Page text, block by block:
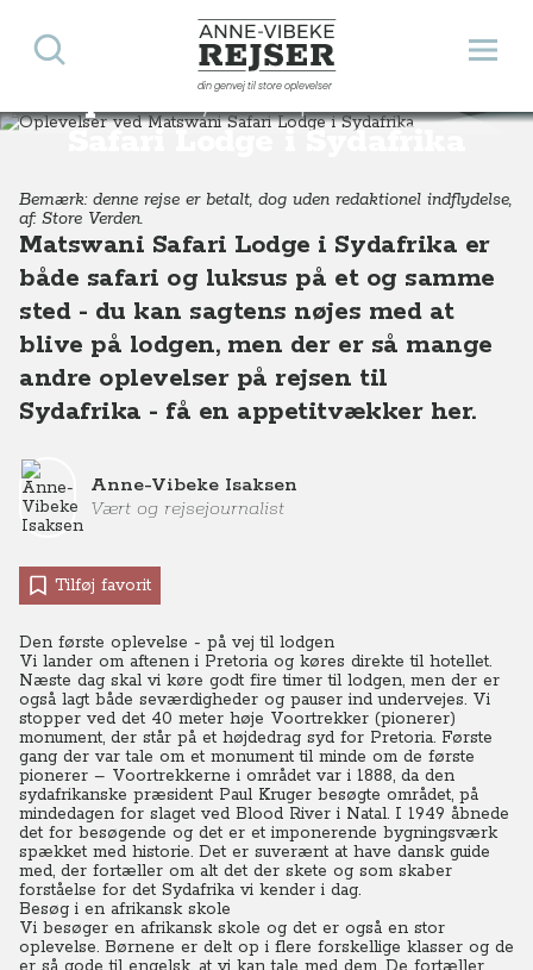
Anne-Vibeke Rejser
din genvej til store oplevelser
Åbn
Søg
Oplevelser ved Matswani
Safari Lodge i Sydafrika
Destinationer Afrika Sydafrika Oplevelser i området ved Matswani Safari Lodge i Sydafrika
Bemærk: denne rejse er betalt, dog uden redaktionel indflydelse,
af: Store Verden.
Matswani Safari Lodge i Sydafrika er
både safari og luksus på et og samme
sted - du kan sagtens nøjes med at
blive på lodgen, men der er så mange
andre oplevelser på rejsen til
Sydafrika - få en appetitvækker her.
Anne-Vibeke Isaksen
Vært og rejsejournalist
Tilføj favorit
Den første oplevelse - på vej til lodgen
Vi lander om aftenen i Pretoria og køres direkte til hotellet.
Næste dag skal vi køre godt fire timer til lodgen, men der er
også lagt både seværdigheder og pauser ind undervejes. Vi
stopper ved det 40 meter høje Voortrekker (pionerer)
monument, der står på et højdedrag syd for Pretoria. Første
gang der var tale om et monument til minde om de første
pionerer – Voortrekkerne i området var i 1888, da den
sydafrikanske præsident Paul Kruger besøgte området, på
mindedagen for slaget ved Blood River i Natal. I 1949 åbnede
det for besøgende og det er et imponerende bygningsværk
spækket med historie. Det er suverænt at have dansk guide
med, der fortæller om alt det der skete og som skaber
forståelse for det Sydafrika vi kender i dag.
Besøg i en afrikansk skole
Vi besøger en afrikansk skole og det er også en stor
oplevelse. Børnene er delt op i flere forskellige klasser og de